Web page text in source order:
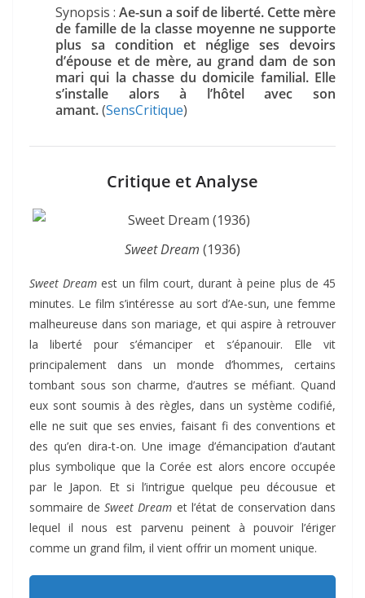
Synopsis : Ae-sun a soif de liberté. Cette mère
de famille de la classe moyenne ne supporte
plus sa condition et néglige ses devoirs
d’épouse et de mère, au grand dam de son
mari qui la chasse du domicile familial. Elle
s’installe alors à l’hôtel avec son
amant.(SensCritique)
Critique et Analyse
Sweet Dream (1936)
Sweet Dream est un film court, durant à peine plus de 45
minutes. Le film s’intéresse au sort d’Ae-sun, une femme
malheureuse dans son mariage, et qui aspire à retrouver
la liberté pour s’émanciper et s’épanouir. Elle vit
principalement dans un monde d’hommes, certains
tombant sous son charme, d’autres se méfiant. Quand
eux sont soumis à des règles, dans un système codifié,
elle ne suit que ses envies, faisant fi des conventions et
des qu’en dira-t-on. Une image d’émancipation d’autant
plus symbolique que la Corée est alors encore occupée
par le Japon. Et si l’intrigue quelque peu décousue et
sommaire deSweet Dream et l’état de conservation dans
lequel il nous est parvenu peinent à pouvoir l’ériger
comme un grand film, il vient offrir un moment unique.